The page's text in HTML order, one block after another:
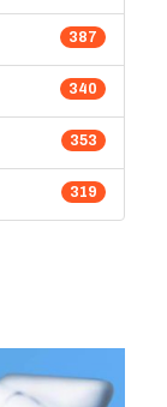
387
340
353
319